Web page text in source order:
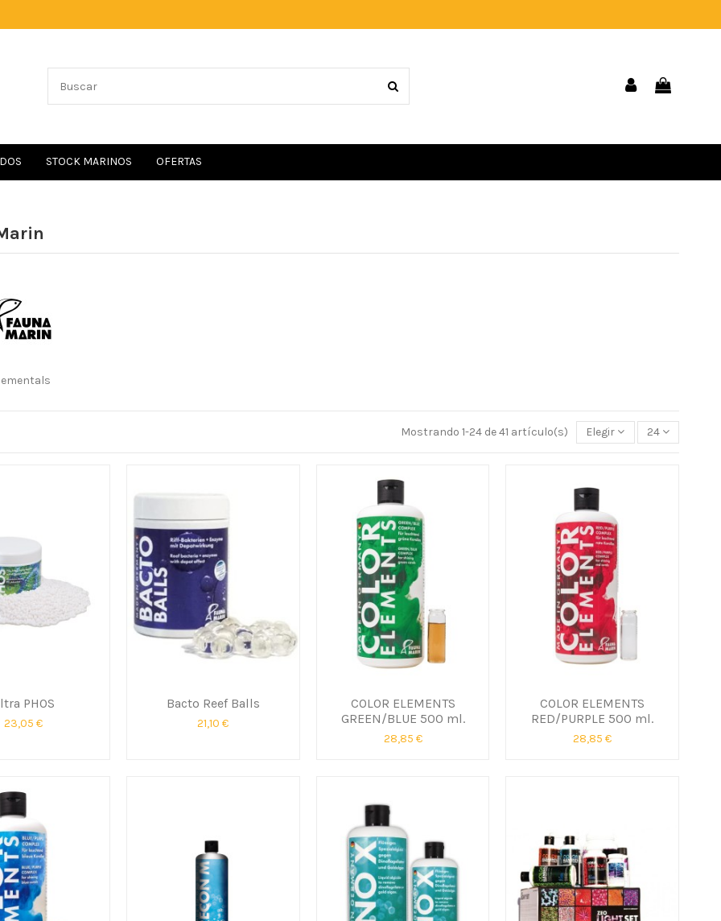
STOCK MARINOS OFERTAS
Mostrando 1-24 de 41 artículo(s) Elegir 24
PHOS
23,05 €
Bacto Reef Balls
21,10 €
COLOR ELEMENTS
GREEN/BLUE 500 ml.
28,85 €
COLOR ELEMENTS
RED/PURPLE 500 ml.
28,85 €